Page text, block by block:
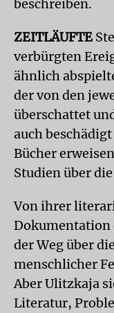
beschreiben.
ZEITLÄUFTE
verbürgten
ähnlich
der von den
überschattet
auch
Bücher
Studien über
Von ihrer
Dokumentation
der Weg über
menschlicher
Aber Ulitzkaja
Literatur,